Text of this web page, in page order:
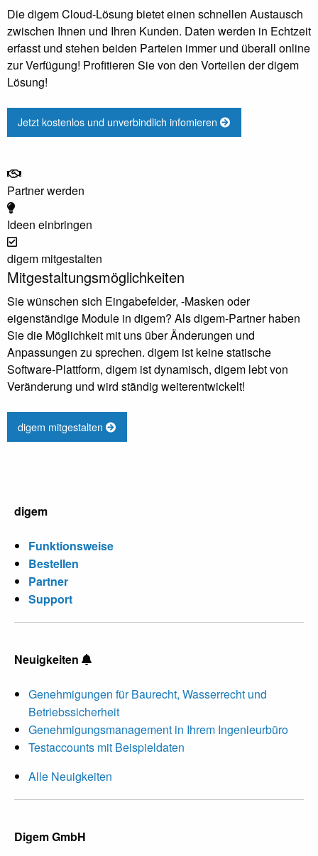
Die digem Cloud-Lösung bietet einen schnellen Austausch
zwischen Ihnen und Ihren Kunden. Daten werden in Echtzeit
erfasst und stehen beiden Parteien immer und überall online
zur Verfügung! Profitieren Sie von den Vorteilen der digem
Lösung!
Jetzt kostenlos und unverbindlich infomieren
Partner werden
Ideen einbringen
digem mitgestalten
Mitgestaltungsmöglichkeiten
Sie wünschen sich Eingabefelder, -Masken oder
eigenständige Module in digem? Als digem-Partner haben
Sie die Möglichkeit mit uns über Änderungen und
Anpassungen zu sprechen. digem ist keine statische
Software-Plattform, digem ist dynamisch, digem lebt von
Veränderung und wird ständig weiterentwickelt!
digem mitgestalten
digem
Funktionsweise
Bestellen
Partner
Support
Neuigkeiten
Genehmigungen für Baurecht, Wasserrecht und
Betriebssicherheit
Genehmigungsmanagement in Ihrem Ingenieurbüro
Testaccounts mit Beispieldaten
Alle Neuigkeiten
Digem GmbH